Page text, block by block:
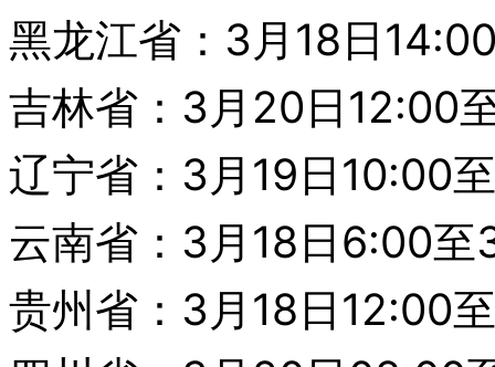
黑龙江省：3月18日
吉林省：3月20日12:00
辽宁省：3月19日10:00
云南省：3月18日6:00
贵州省：3月18日12:00